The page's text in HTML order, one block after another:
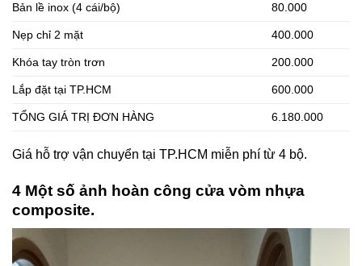
Bản lề inox (4 cái/bộ) 80.000
Nẹp chỉ 2 mặt 400.000
Khóa tay tròn trơn 200.000
Lắp đặt tại TP.HCM 600.000
TỔNG GIÁ TRỊ ĐƠN HÀNG 6.180.000
Giá hỗ trợ vận chuyển tại TP.HCM miễn phí từ 4 bộ.
4 Một số ảnh hoàn công cửa vòm nhựa
composite.